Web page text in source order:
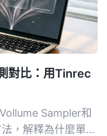
對比：用Tinrec
Sampler和
，解釋為什麼單純